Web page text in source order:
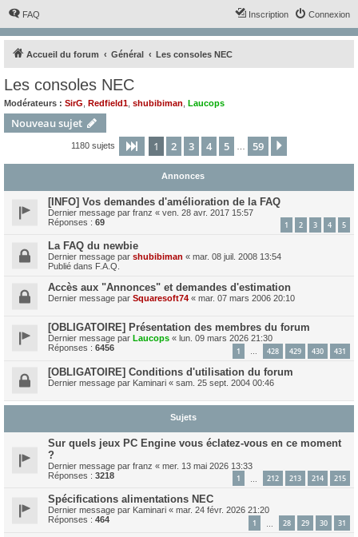
FAQ Connexion
Inscription
Accueil du forum Général Les consoles NEC
Les consoles NEC
Modérateurs : SirG Redfield1 shubibiman Laucops
Nouveau sujet
1180 sujets Page 1sur59
1 2 3 4 5 59
Annonces
[INFO] Vos demandes d'amélioration de la FAQ
Dernier message par franz « ven. 28 avr. 2017 15:57
Réponses : 69 1 2 3 4 5
La FAQ du newbie
Dernier message par shubibiman « mar. 08 juil. 2008 13:54
Publié dans F.A.Q.
Accès aux "Annonces" et demandes d'estimation
Dernier message par Squaresoft74 « mar. 07 mars 2006 20:10
[OBLIGATOIRE] Présentation des membres du forum
Dernier message par Laucops « lun. 09 mars 2026 21:30
Réponses : 6456 1 … 428 429 430 431
[OBLIGATOIRE] Conditions d'utilisation du forum
Dernier message par Kaminari « sam. 25 sept. 2004 00:46
Sujets
Sur quels jeux PC Engine vous éclatez-vous en ce moment
?
Dernier message par franz « mer. 13 mai 2026 13:33
Réponses : 3218 1 212 213 214 215
Spécifications alimentations NEC
Dernier message par Kaminari « mar. 24 févr. 2026 21:20
Réponses : 464 1 28 29 30 31